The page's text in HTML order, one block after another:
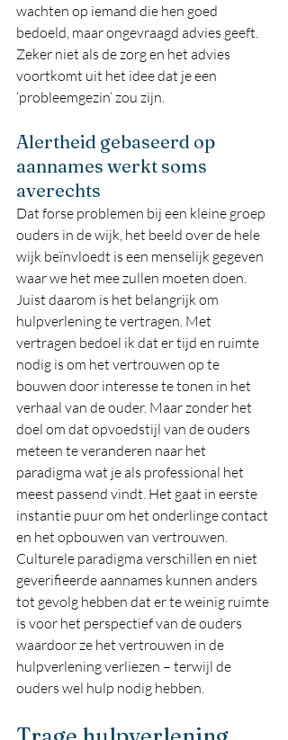
wachten op iemand die hen goed
bedoeld, maar ongevraagd advies geeft.
Zeker niet als de zorg en het advies
voortkomt uit het idee dat je een
‘probleemgezin’ zou zijn.
Alertheid gebaseerd op
aannames werkt soms
averechts
Dat forse problemen bij een kleine groep
ouders in de wijk, het beeld over de hele
wijk beïnvloedt is een menselijk gegeven
waar we het mee zullen moeten doen.
Juist daarom is het belangrijk om
hulpverlening te vertragen. Met
vertragen bedoel ik dat er tijd en ruimte
nodig is om het vertrouwen op te
bouwen door interesse te tonen in het
verhaal van de ouder. Maar zonder het
doel om dat opvoedstijl van de ouders
meteen te veranderen naar het
paradigma wat je als professional het
meest passend vindt. Het gaat in eerste
instantie puur om het onderlinge contact
en het opbouwen van vertrouwen.
Culturele paradigma verschillen en niet
geverifieerde aannames kunnen anders
tot gevolg hebben dat er te weinig ruimte
is voor het perspectief van de ouders
waardoor ze het vertrouwen in de
hulpverlening verliezen – terwijl de
ouders wel hulp nodig hebben.